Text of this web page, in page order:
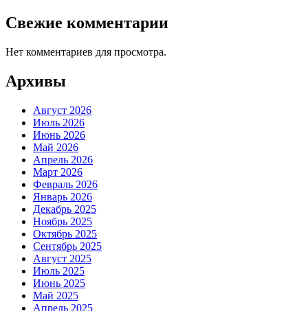
Свежие комментарии
Нет комментариев для просмотра.
Архивы
Август 2026
Июль 2026
Июнь 2026
Май 2026
Апрель 2026
Март 2026
Февраль 2026
Январь 2026
Декабрь 2025
Ноябрь 2025
Октябрь 2025
Сентябрь 2025
Август 2025
Июль 2025
Июнь 2025
Май 2025
Апрель 2025